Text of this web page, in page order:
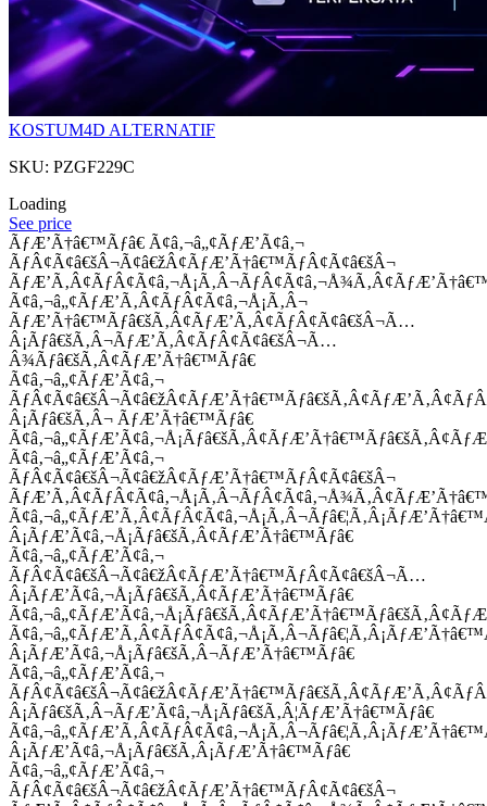
KOSTUM4D ALTERNATIF
SKU: PZGF229C
Loading
See price
ÃƒÆ’Ã†â€™Ãƒâ€ Ã¢â‚¬â„¢ÃƒÆ’Ã¢â‚¬
ÃƒÂ¢Ã¢â€šÂ¬Ã¢â€žÂ¢ÃƒÆ’Ã†â€™ÃƒÂ¢Ã¢â€šÂ¬
Ã¢â‚¬â„¢ÃƒÆ’Ã‚Â¢ÃƒÂ¢Ã¢â‚¬Å¡Ã‚Â¬
ÃƒÆ’Ã†â€™Ãƒâ€šÃ‚Â¢ÃƒÆ’Ã‚Â¢ÃƒÂ¢Ã¢â€šÂ¬Ã…
Â¡Ãƒâ€šÃ‚Â¬ÃƒÆ’Ã‚Â¢ÃƒÂ¢Ã¢â€šÂ¬Ã…
Â¾Ãƒâ€šÃ‚Â¢ÃƒÆ’Ã†â€™Ãƒâ€
Ã¢â‚¬â„¢ÃƒÆ’Ã¢â‚¬
Â¡Ãƒâ€šÃ‚Â¬ ÃƒÆ’Ã†â€™Ãƒâ€
Ã¢â‚¬â„¢ÃƒÆ’Ã¢â‚¬
ÃƒÂ¢Ã¢â€šÂ¬Ã¢â€žÂ¢ÃƒÆ’Ã†â€™ÃƒÂ¢Ã¢â€šÂ¬
Â¡ÃƒÆ’Ã¢â‚¬Å¡Ãƒâ€šÃ‚Â¢ÃƒÆ’Ã†â€™Ãƒâ€
Ã¢â‚¬â„¢ÃƒÆ’Ã¢â‚¬
ÃƒÂ¢Ã¢â€šÂ¬Ã¢â€žÂ¢ÃƒÆ’Ã†â€™ÃƒÂ¢Ã¢â€šÂ¬Ã…
Â¡ÃƒÆ’Ã¢â‚¬Å¡Ãƒâ€šÃ‚Â¢ÃƒÆ’Ã†â€™Ãƒâ€
Â¡ÃƒÆ’Ã¢â‚¬Å¡Ãƒâ€šÃ‚Â¬ÃƒÆ’Ã†â€™Ãƒâ€
Ã¢â‚¬â„¢ÃƒÆ’Ã¢â‚¬
Â¡Ãƒâ€šÃ‚Â¬ÃƒÆ’Ã¢â‚¬Å¡Ãƒâ€šÃ‚Â¦ÃƒÆ’Ã†â€™Ãƒâ€
Â¡ÃƒÆ’Ã¢â‚¬Å¡Ãƒâ€šÃ‚Â¡ÃƒÆ’Ã†â€™Ãƒâ€
Ã¢â‚¬â„¢ÃƒÆ’Ã¢â‚¬
ÃƒÂ¢Ã¢â€šÂ¬Ã¢â€žÂ¢ÃƒÆ’Ã†â€™ÃƒÂ¢Ã¢â€šÂ¬